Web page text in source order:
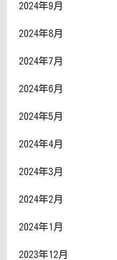
2024年9月
2024年8月
2024年7月
2024年6月
2024年5月
2024年4月
2024年3月
2024年2月
2024年1月
2023年12月